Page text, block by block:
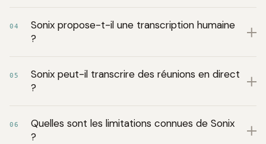
04
Sonix propose-t-il une transcription humaine
?
05
Sonix peut-il transcrire des réunions en direct
?
06
Quelles sont les limitations connues de Sonix
?